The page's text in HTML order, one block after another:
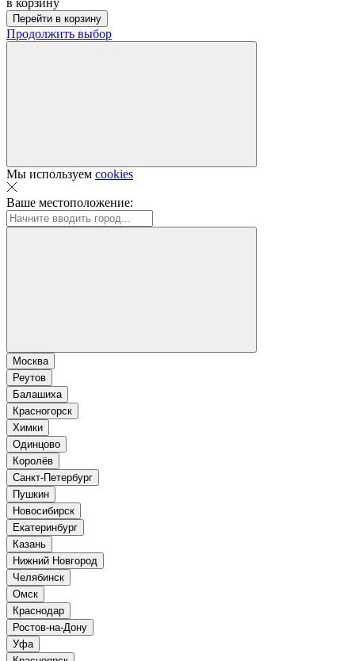
в корзину
Перейти в корзину
Продолжить выбор
Мы используем cookies
Ваше местоположение:
Москва
Реутов
Балашиха
Красногорск
Химки
Одинцово
Королёв
Санкт-Петербург
Пушкин
Новосибирск
Екатеринбург
Казань
Нижний Новгород
Челябинск
Омск
Краснодар
Ростов-на-Дону
Уфа